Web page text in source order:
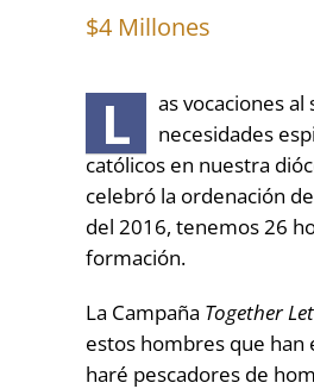
$4 Millones
L
as vocaciones
necesidades
católicos en nuestra
celebró la ordenación
del 2016, tenemos 26
formación.
La Campaña Together
estos hombres que han
haré pescadores de